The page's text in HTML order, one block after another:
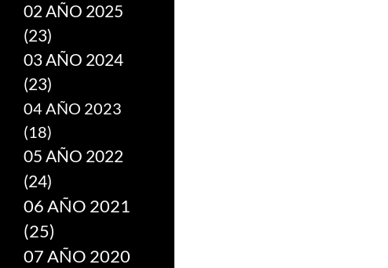
02 AÑO 2025
(23)
03 AÑO 2024
(23)
04 AÑO 2023
(18)
05 AÑO 2022
(24)
06 AÑO 2021
(25)
07 AÑO 2020